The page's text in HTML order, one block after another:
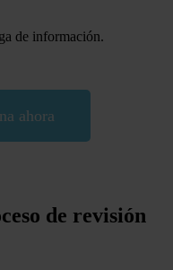
de información.
ahora
de revisión